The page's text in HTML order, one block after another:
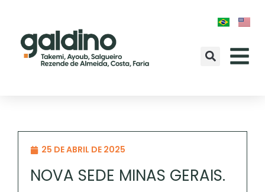
25 DE ABRIL DE 2025
NOVA SEDE MINAS GERAIS.